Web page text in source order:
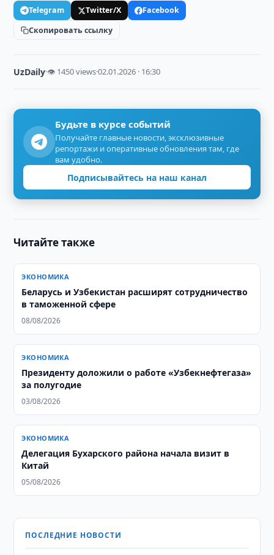
Telegram Twitter/X
Facebook
Скопировать ссылку
UzDaily·👁 1450 views·02.01.2026 · 16:30
Будьте в курсе событий
Получайте главные новости, эксклюзивные
репортажи и оперативные обновления там, где
вам удобно.
Подписывайтесь на наш канал
Читайте также
ЭКОНОМИКА
Беларусь и Узбекистан расширят сотрудничество
в таможенной сфере
08/08/2026
ЭКОНОМИКА
Президенту доложили о работе «Узбекнефтегаза»
за полугодие
03/08/2026
ЭКОНОМИКА
Делегация Бухарского района начала визит в
Китай
05/08/2026
ПОСЛЕДНИЕ НОВОСТИ